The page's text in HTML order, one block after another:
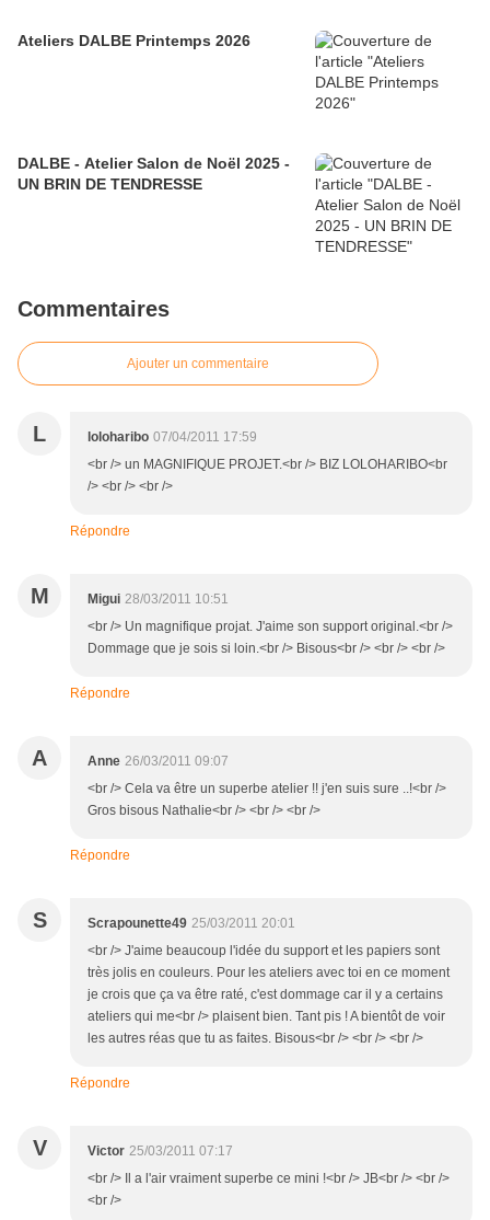
Ateliers DALBE Printemps 2026
DALBE - Atelier Salon de Noël 2025 -
UN BRIN DE TENDRESSE
Commentaires
Ajouter un commentaire
L loloharibo 07/04/2011 17:59
<br /> un MAGNIFIQUE PROJET.<br /> BIZ LOLOHARIBO<br
/> <br /> <br />
Répondre
M Migui 28/03/2011 10:51
<br /> Un magnifique projat. J'aime son support original.<br />
Dommage que je sois si loin.<br /> Bisous<br /> <br /> <br />
Répondre
A Anne 26/03/2011 09:07
<br /> Cela va être un superbe atelier !! j'en suis sure ..!<br />
Gros bisous Nathalie<br /> <br /> <br />
Répondre
S Scrapounette49 25/03/2011 20:01
<br /> J'aime beaucoup l'idée du support et les papiers sont
très jolis en couleurs. Pour les ateliers avec toi en ce moment
je crois que ça va être raté, c'est dommage car il y a certains
ateliers qui me<br /> plaisent bien. Tant pis ! A bientôt de voir
les autres réas que tu as faites. Bisous<br /> <br /> <br />
Répondre
V Victor 25/03/2011 07:17
<br /> Il a l'air vraiment superbe ce mini !<br /> JB<br /> <br />
<br />